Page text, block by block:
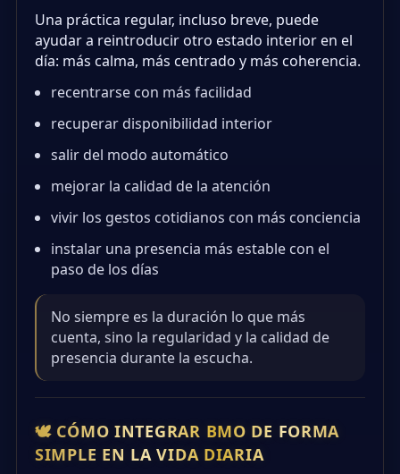
Una práctica regular, incluso breve, puede
ayudar a reintroducir otro estado interior en el
día: más calma, más centrado y más coherencia.
recentrarse con más facilidad
recuperar disponibilidad interior
salir del modo automático
mejorar la calidad de la atención
vivir los gestos cotidianos con más conciencia
instalar una presencia más estable con el
paso de los días
No siempre es la duración lo que más
cuenta, sino la regularidad y la calidad de
presencia durante la escucha.
🕊️ CÓMO INTEGRAR BMO DE FORMA
SIMPLE EN LA VIDA DIARIA